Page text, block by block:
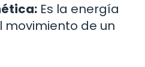
Es la energía
movimiento de un